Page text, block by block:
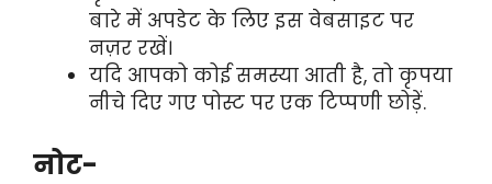
बारे में अपडेट के लिए इस वेबसाइट पर
नज़र रखें।
यदि आपको कोई समस्या आती है, तो कृपया
नीचे दिए गए पोस्ट पर एक टिप्पणी छोड़ें.
नोट-